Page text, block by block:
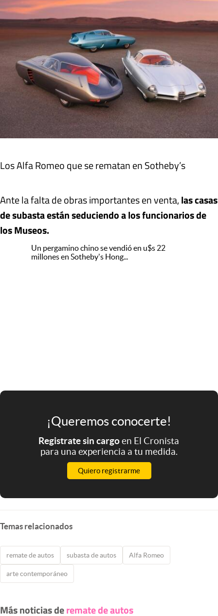
Los Alfa Romeo que se rematan en Sotheby’s
Ante la falta de obras importantes en venta,las casas
de subasta están seduciendo a los funcionarios de
los Museos.
Un pergamino chino se vendió en u$s 22
millones en Sotheby's Hong...
¡Queremos conocerte!
Registrate sin cargoen El Cronista
para una experiencia a tu medida.
Quiero registrarme
Temas relacionados
remate de autos subasta de autos Alfa Romeo
arte contemporáneo
Más noticias deremate de autos